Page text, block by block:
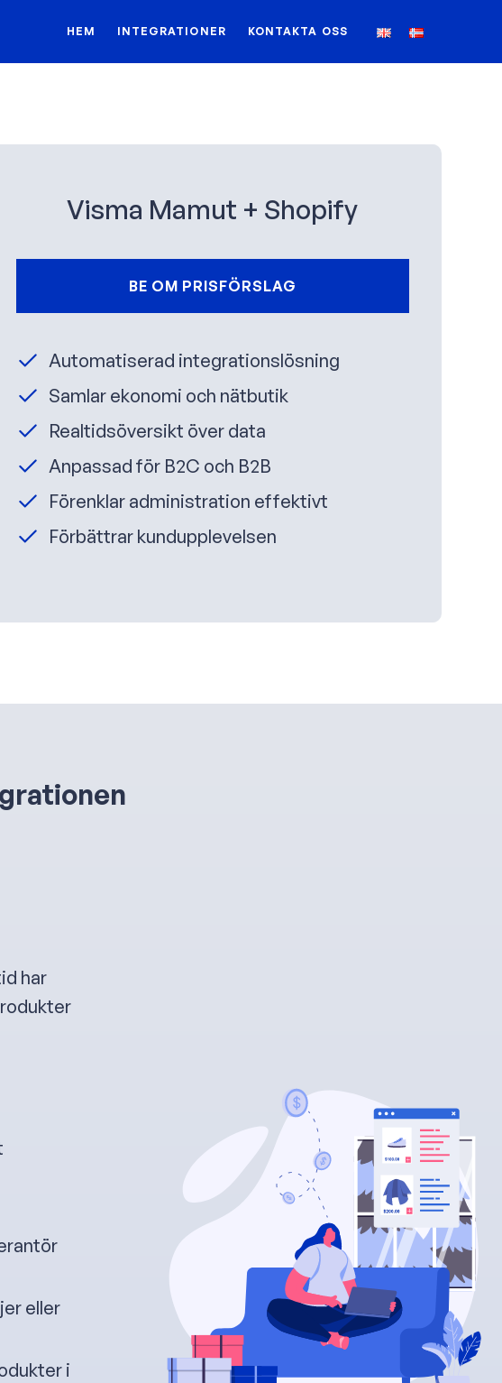
HEM INTEGRATIONER KONTAKTA OSS
Visma Mamut + Shopify
BE OM PRISFÖRSLAG
Automatiserad integrationslösning
Samlar ekonomi och nätbutik
Realtidsöversikt över data
Anpassad för B2C och B2B
Förenklar administration effektivt
Förbättrar kundupplevelsen
har
eller
i